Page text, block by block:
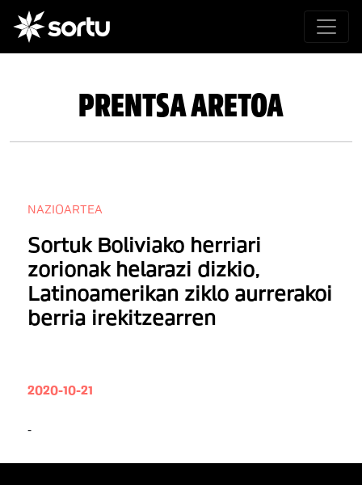
PRENTSA ARETOA
NAZIOARTEA
Sortuk Boliviako herriari
zorionak helarazi dizkio,
Latinoamerikan ziklo aurrerakoi
berria irekitzearren
2020-10-21
-